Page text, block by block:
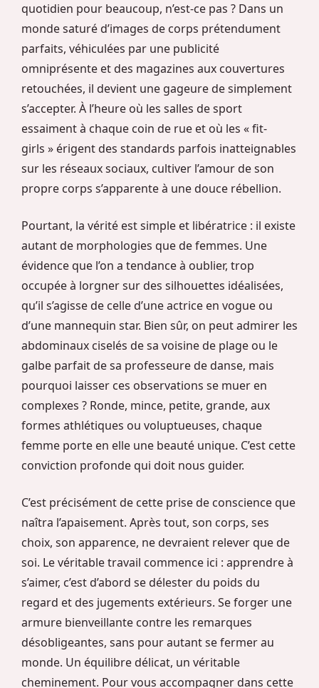
quotidien pour beaucoup, n’est-ce pas ? Dans un
monde saturé d’images de corps prétendument
parfaits, véhiculées par une publicité
omniprésente et des magazines aux couvertures
retouchées, il devient une gageure de simplement
s’accepter. À l’heure où les salles de sport
essaiment à chaque coin de rue et où les « fit-
girls » érigent des standards parfois inatteignables
sur les réseaux sociaux, cultiver l’amour de son
propre corps s’apparente à une douce rébellion.
Pourtant, la vérité est simple et libératrice : il existe
autant de morphologies que de femmes. Une
évidence que l’on a tendance à oublier, trop
occupée à lorgner sur des silhouettes idéalisées,
qu’il s’agisse de celle d’une actrice en vogue ou
d’une mannequin star. Bien sûr, on peut admirer les
abdominaux ciselés de sa voisine de plage ou le
galbe parfait de sa professeure de danse, mais
pourquoi laisser ces observations se muer en
complexes ? Ronde, mince, petite, grande, aux
formes athlétiques ou voluptueuses, chaque
femme porte en elle une beauté unique. C’est cette
conviction profonde qui doit nous guider.
C’est précisément de cette prise de conscience que
naîtra l’apaisement. Après tout, son corps, ses
choix, son apparence, ne devraient relever que de
soi. Le véritable travail commence ici : apprendre à
s’aimer, c’est d’abord se délester du poids du
regard et des jugements extérieurs. Se forger une
armure bienveillante contre les remarques
désobligeantes, sans pour autant se fermer au
monde. Un équilibre délicat, un véritable
cheminement. Pour vous accompagner dans cette